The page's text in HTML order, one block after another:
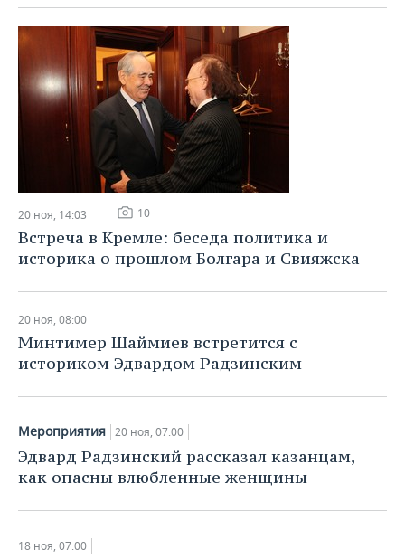
20 ноя, 14:03 10
Встреча в Кремле: беседа политика и
историка о прошлом Болгара и Свияжска
20 ноя, 08:00
Минтимер Шаймиев встретится с
историком Эдвардом Радзинским
Мероприятия 20 ноя, 07:00
Эдвард Радзинский рассказал казанцам,
как опасны влюбленные женщины
18 ноя, 07:00